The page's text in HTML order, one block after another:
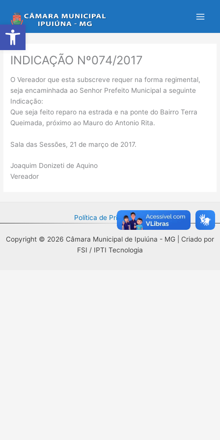
Abrir a barra de ferramentas
para
o
conteúdo
INDICAÇÃO Nº074/2017
O Vereador que esta subscreve requer na forma regimental,
seja encaminhada ao Senhor Prefeito Municipal a seguinte
Indicação:
Que seja feito reparo na estrada e na ponte do Bairro Terra
Queimada, próximo ao Mauro do Antonio Rita.
Sala das Sessões, 21 de março de 2017.
Joaquim Donizeti de Aquino
Vereador
Política de Privacidade
Copyright © 2026 Câmara Municipal de Ipuiúna - MG | Criado por
FSI / IPTI Tecnologia